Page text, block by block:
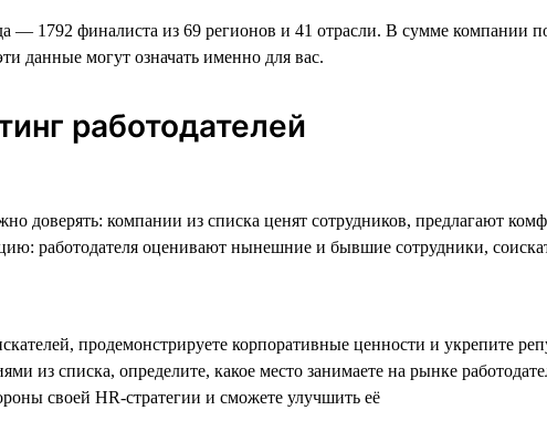
— 1792 финалиста из 69 регионов и 41 отрасли. В сумме компании
данные могут означать именно для вас.
работодателей
доверять: компании из списка ценят сотрудников, предлагают
работодателя оценивают нынешние и бывшие сотрудники,
продемонстрируете корпоративные ценности и укрепите
из списка, определите, какое место занимаете на рынке
своей HR-стратегии и сможете улучшить её